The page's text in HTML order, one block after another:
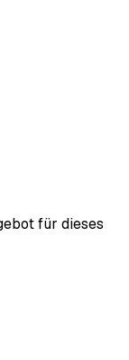
für dieses